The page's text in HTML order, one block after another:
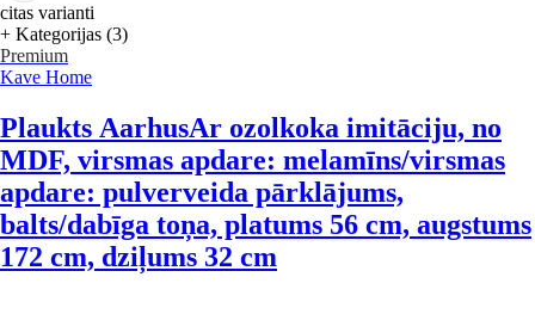
citas varianti
+ Kategorijas (3)
Premium
Kave Home
Plaukts AarhusAr ozolkoka imitāciju, no
MDF, virsmas apdare: melamīns/virsmas
apdare: pulverveida pārklājums,
balts/dabīga toņa, platums 56 cm, augstums
172 cm, dziļums 32 cm